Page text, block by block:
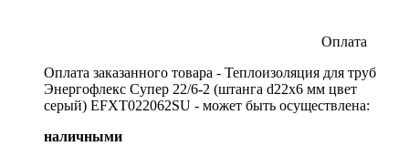
Оплата
Оплата заказанного товара - Теплоизоляция для труб
Энергофлекс Супер 22/6-2 (штанга d22x6 мм цвет
серый) EFXT022062SU - может быть осуществлена:
наличными